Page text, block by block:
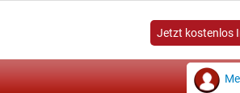
Jetzt kostenlos